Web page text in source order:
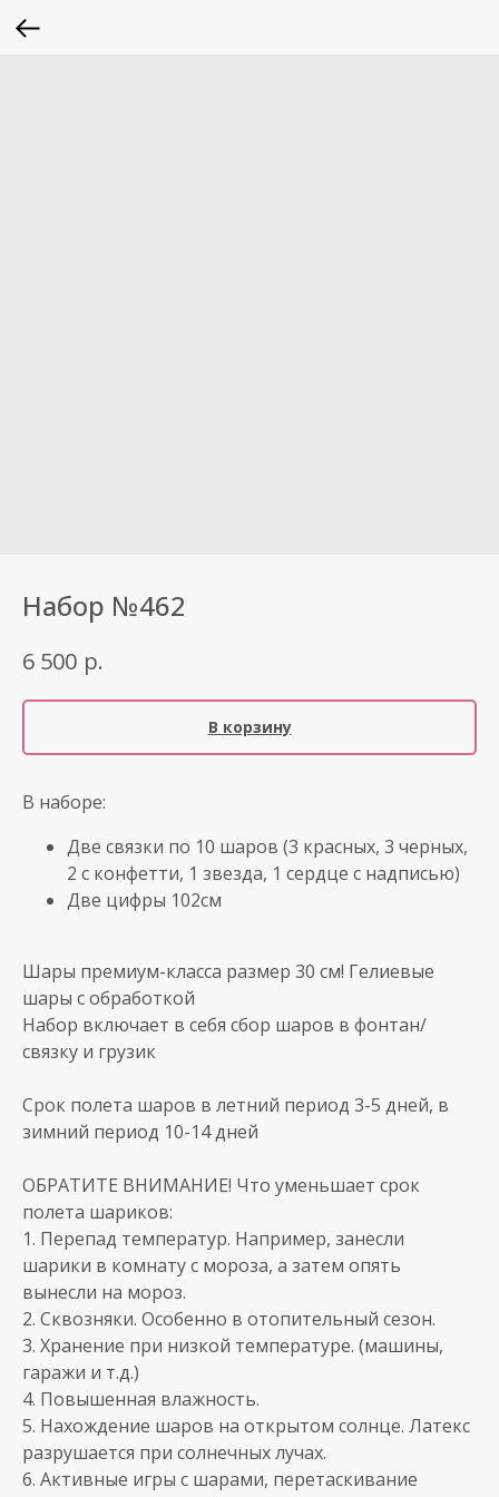
Набор №462
6 500 р.
В корзину
В наборе:
Две связки по 10 шаров (3 красных, 3 черных,
2 с конфетти, 1 звезда, 1 сердце с надписью)
Две цифры 102см
Шары премиум-класса размер 30 см! Гелиевые
шары с обработкой
Набор включает в себя сбор шаров в фонтан/
связку и грузик
Срок полета шаров в летний период 3-5 дней, в
зимний период 10-14 дней
ОБРАТИТЕ ВНИМАНИЕ! Что уменьшает срок
полета шариков:
1. Перепад температур. Например, занесли
шарики в комнату с мороза, а затем опять
вынесли на мороз.
2. Сквозняки. Особенно в отопительный сезон.
3. Хранение при низкой температуре. (машины,
гаражи и т.д.)
4. Повышенная влажность.
5. Нахождение шаров на открытом солнце. Латекс
разрушается при солнечных лучах.
6. Активные игры с шарами, перетаскивание